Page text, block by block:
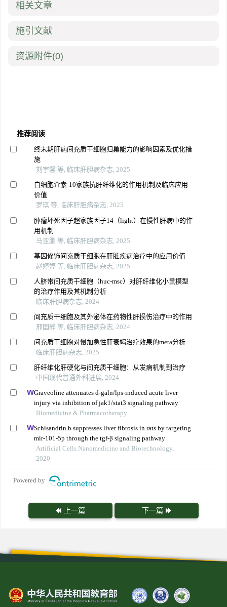
相关文章
施引文献
资源附件(0)
推荐阅读
终末期肝病间充质干细胞归巢能力的影响因素及优化措
施
刘宇馨 等, 临床肝胆病杂志, 2025
白细胞介素-10家族抗肝纤维化的作用机制及临床应用
价值
罗琪 等, 临床肝胆病杂志, 2025
肿瘤坏死因子超家族因子14（light）在慢性肝病中的作
用机制
马亚鹏 等, 临床肝胆病杂志, 2025
基因修饰间充质干细胞在肝脏疾病治疗中的应用价值
赵婷婷 等, 临床肝胆病杂志, 2025
人脐带间充质干细胞（huc-msc）对肝纤维化小鼠模型
的治疗作用及其机制分析
临床肝胆病杂志, 2024
间充质干细胞及其外泌体在药物性肝损伤治疗中的作用
邢国静 等, 临床肝胆病杂志, 2024
间充质干细胞对慢加急性肝衰竭治疗效果的meta分析
临床肝胆病杂志, 2025
肝纤维化肝硬化与间充质干细胞：从发病机制到治疗
中国现代普通外科进展, 2024
Graveoline attenuates d-galn/lps-induced acute liver
injury via inhibition of jak1/stat3 signaling pathway
Biomedicine & Pharmacotherapy
Schisandrin b suppresses liver fibrosis in rats by targeting
mir-101-5p through the tgf-β signaling pathway
Artificial Cells Nanomedicine and Biotechnology,
2020
Powered by
上一篇 下一篇